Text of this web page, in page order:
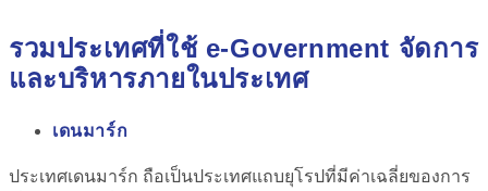
รวมประเทศที่ใช้ e-Government จัดการ
และบริหารภายในประเทศ
เดนมาร์ก
ประเทศเดนมาร์ก ถือเป็นประเทศแถบยุโรปที่มีค่าเฉลี่ยของการ